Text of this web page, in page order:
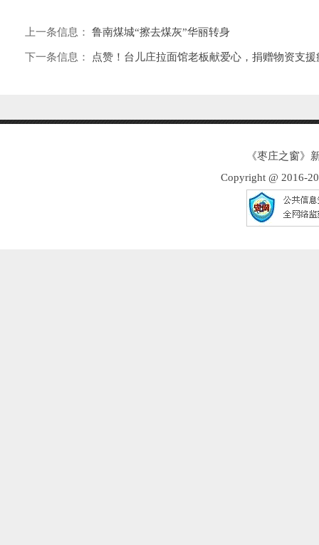
上一条信息： 鲁南煤城“擦去煤灰”华丽转身
下一条信息： 点赞！台儿庄拉面馆老板献爱心，捐赠物资支
《枣庄之窗
Copyright @ 2016-